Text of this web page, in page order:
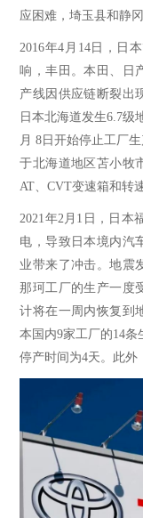
应困难，埼玉县和静
2016年4月14日，日
响，丰田。本田、日
产线因供应链断裂出
日本北海道发生6.7级
月 8日开始停止工厂
于北海道地区苫小牧
AT、CVT变速箱和转
2021年2月1日，日本
电，导致日本境内汽
业带来了冲击。地震
那珂工厂的生产一度
计将在一周内恢复到
本国内9家工厂的14
停产时间为4天。此外